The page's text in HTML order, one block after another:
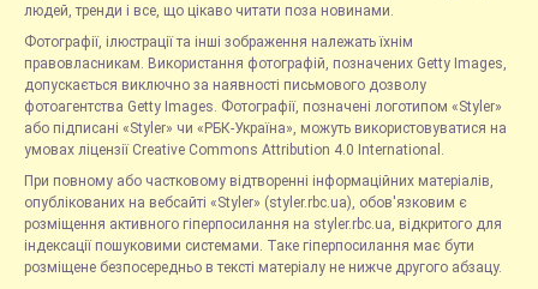
людей, тренди і все, що цікаво читати поза новинами.
Фотографії, ілюстрації та інші зображення належать їхнім
правовласникам. Використання фотографій, позначених Getty Images,
допускається виключно за наявності письмового дозволу
фотоагентства Getty Images. Фотографії, позначені логотипом «Styler»
або підписані «Styler» чи «РБК-Україна», можуть використовуватися на
умовах ліцензії Creative Commons Attribution 4.0 International.
При повному або частковому відтворенні інформаційних матеріалів,
опублікованих на вебсайті «Styler» (styler.rbc.ua), обов'язковим є
розміщення активного гіперпосилання на styler.rbc.ua, відкритого для
індексації пошуковими системами. Таке гіперпосилання має бути
розміщене безпосередньо в тексті матеріалу не нижче другого абзацу.